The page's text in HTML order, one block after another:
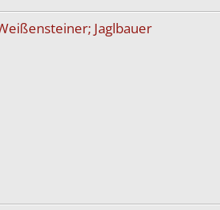
Jaglbauer